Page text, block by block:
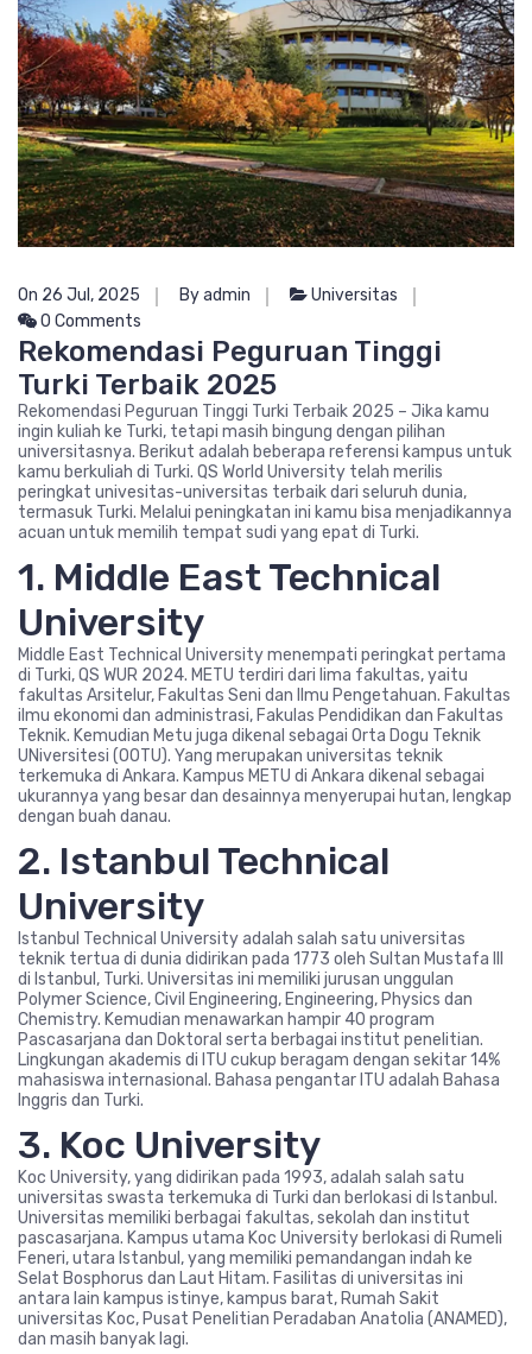
On 26 Jul, 2025 By admin
Universitas
0 Comments
Rekomendasi Peguruan Tinggi
Turki Terbaik 2025
Rekomendasi Peguruan Tinggi Turki Terbaik 2025 – Jika kamu
ingin kuliah ke Turki, tetapi masih bingung dengan pilihan
universitasnya. Berikut adalah beberapa referensi kampus untuk
kamu berkuliah di Turki. QS World University telah merilis
peringkat univesitas-universitas terbaik dari seluruh dunia,
termasuk Turki. Melalui peningkatan ini kamu bisa menjadikannya
acuan untuk memilih tempat sudi yang epat di Turki.
1. Middle East Technical
University
Middle East Technical University menempati peringkat pertama
di Turki, QS WUR 2024. METU terdiri dari lima fakultas, yaitu
fakultas Arsitelur, Fakultas Seni dan Ilmu Pengetahuan. Fakultas
ilmu ekonomi dan administrasi, Fakulas Pendidikan dan Fakultas
Teknik. Kemudian Metu juga dikenal sebagai Orta Dogu Teknik
UNiversitesi (OOTU). Yang merupakan universitas teknik
terkemuka di Ankara. Kampus METU di Ankara dikenal sebagai
ukurannya yang besar dan desainnya menyerupai hutan, lengkap
dengan buah danau.
2. Istanbul Technical
University
Istanbul Technical University adalah salah satu universitas
teknik tertua di dunia didirikan pada 1773 oleh Sultan Mustafa III
di Istanbul, Turki. Universitas ini memiliki jurusan unggulan
Polymer Science, Civil Engineering, Engineering, Physics dan
Chemistry. Kemudian menawarkan hampir 40 program
Pascasarjana dan Doktoral serta berbagai institut penelitian.
Lingkungan akademis di ITU cukup beragam dengan sekitar 14%
mahasiswa internasional. Bahasa pengantar ITU adalah Bahasa
Inggris dan Turki.
3. Koc University
Koc University, yang didirikan pada 1993, adalah salah satu
universitas swasta terkemuka di Turki dan berlokasi di Istanbul.
Universitas memiliki berbagai fakultas, sekolah dan institut
pascasarjana. Kampus utama Koc University berlokasi di Rumeli
Feneri, utara Istanbul, yang memiliki pemandangan indah ke
Selat Bosphorus dan Laut Hitam. Fasilitas di universitas ini
antara lain kampus istinye, kampus barat, Rumah Sakit
universitas Koc, Pusat Penelitian Peradaban Anatolia (ANAMED),
dan masih banyak lagi.